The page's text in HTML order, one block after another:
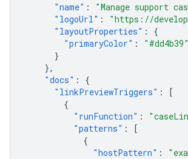
"name" : "Manage support
"logoUrl" :
"https://
"layoutProperties" :
{
"primaryColor" :
"#dd4b39"
}
},
"docs" :
{
"linkPreviewTriggers" :
[
{
"runFunction" :
"patterns" :
[
{
"hostPattern" :